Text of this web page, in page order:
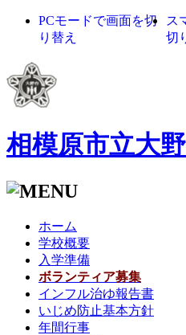
PCモードで画面を切
り替え
ス
切
相模原市立大
ホーム
学校概要
入学準備
ボランティア募集
インフル治ゆ報告書
いじめ防止基本方針
年間行事